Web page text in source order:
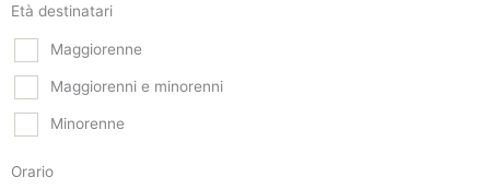
Età destinatari
Maggiorenne
Maggiorenni e minorenni
Minorenne
Orario